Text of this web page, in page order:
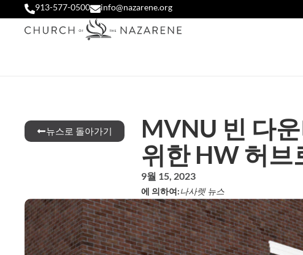
913-577-0500 info@nazarene.org
뉴스로 돌아가기
MVNU 빈 다
위한 HW 허브
9월 15, 2023
에 의하여:나사렛 뉴스